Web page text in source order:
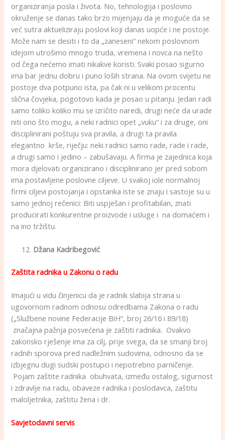
organiziranja posla i života. No, tehnologija i poslovno
okruženje se danas tako brzo mijenjaju da je moguće da se
već sutra aktueliziraju poslovi koji danas uopće i ne postoje.
Može nam se desiti i to da „zaneseni“ nekom poslovnom
idejom utrošimo mnogo truda, vremena i novca na nešto
od čega nećemo imati nikakve koristi. Svaki posao sigurno
ima bar jednu dobru i puno loših strana. Na ovom svijetu ne
postoje dva potpuno ista, pa čak ni u velikom procentu
slična čovjeka, pogotovo kada je posao u pitanju. Jedan radi
samo toliko koliko mu se izričito naredi, drugi neće da urade
niti ono što mogu, a neki radnici opet „vuku“ i za druge, oni
disciplinirani poštuju sva pravila, a drugi ta pravila
elegantno krše, riječju: neki radnici samo rade, rade i rade,
a drugi samo i jedino – zabušavaju. A firma je zajednica koja
mora djelovati organizirano i disciplinirano jer pred sobom
ima postavljene poslovne ciljeve. U svakoj iole normalnoj
firmi ciljevi postojanja i opstanka iste se znaju i sastoje su u
samo jednoj rečenici: Biti uspješan i profitabilan, znati
producirati konkurentne proizvode i usluge i na domaćem i
na ino tržištu.
Džana Kadribegović
Zaštita radnika u Zakonu o radu
Imajući u vidu činjenicu da je radnik slabija strana u
ugovornom radnom odnosu odredbama Zakona o radu
(„Službene novine Federacije BiH“, broj 26/16 i 89/18)
značajna pažnja posvećena je zaštiti radnika. Ovakvo
zakonsko rješenje ima za cilj, prije svega, da se smanji broj
radnih sporova pred nadležnim sudovima, odnosno da se
izbjegnu dugi sudski postupci i nepotrebno parničenje.
Pojam zaštite radnika obuhvata, između ostalog, sigurnost
i zdravlje na radu, obaveze radnika i poslodavca, zaštitu
maloljetnika, zaštitu žena i dr.
Savjetodavni servis